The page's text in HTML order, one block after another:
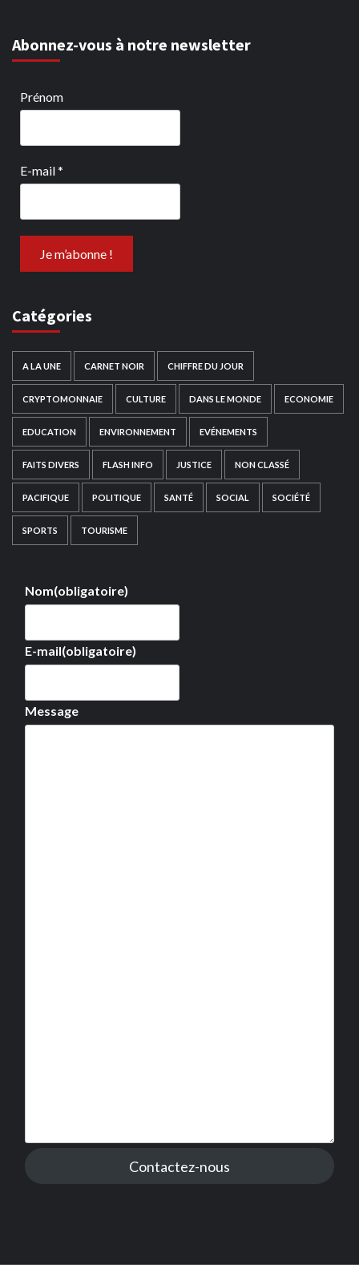
Abonnez-vous à notre newsletter
Prénom
E-mail*
Catégories
A LA UNE CARNET NOIR CHIFFRE DU JOUR
CRYPTOMONNAIE CULTURE DANS LE MONDE ECONOMIE
EDUCATION ENVIRONNEMENT EVÉNEMENTS
FAITS DIVERS FLASH INFO JUSTICE NON CLASSÉ
PACIFIQUE POLITIQUE SANTÉ SOCIAL SOCIÉTÉ
SPORTS TOURISME
Nom(obligatoire)
E-mail(obligatoire)
Message
Contactez-nous